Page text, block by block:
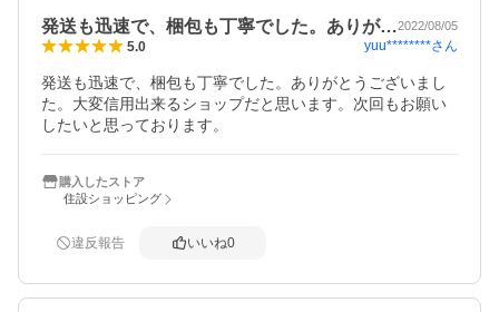
発送も迅速で、梱包も丁寧でした。ありが…2022/08/05
5.0 yuu********さん
発送も迅速で、梱包も丁寧でした。ありがとうございまし
た。大変信用出来るショップだと思います。次回もお願い
したいと思っております。
購入したストア
住設ショッピング
違反報告 いいね0